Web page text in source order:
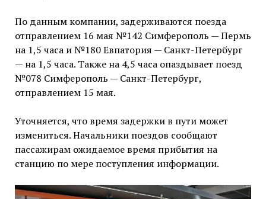
По данным компании, задерживаются поезда
отправлением 16 мая №142 Симферополь — Пермь
на 1,5 часа и №180 Евпатория — Санкт-Петербург
— на 1,5 часа. Также на 4,5 часа опаздывает поезд
№078 Симферополь — Санкт-Петербург,
отправлением 15 мая.
Уточняется, что время задержки в пути может
измениться. Начальники поездов сообщают
пассажирам ожидаемое время прибытия на
станцию по мере поступления информации.